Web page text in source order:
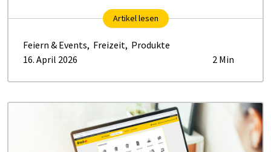
Artikel lesen
Feiern & Events, Freizeit, Produkte
16. April 2026
2 Min